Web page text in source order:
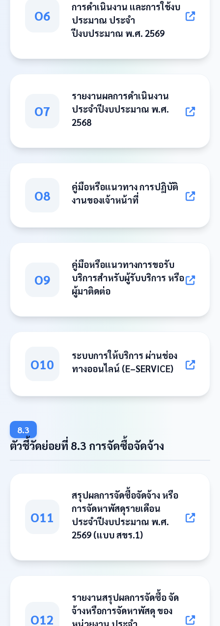
O6
การดำเนินงาน และการใช้งบ
ประมาณ ประจำ
ปีงบประมาณ พ.ศ. 2569
O7
รายงานผลการดำเนินงาน
ประจำปีงบประมาณ พ.ศ.
2568
O8
คู่มือหรือแนวทาง การปฏิบัติ
งานของเจ้าหน้าที่
O9
คู่มือหรือแนวทางการขอรับ
บริการสำหรับผู้รับบริการ หรือ
ผู้มาติดต่อ
O10
ระบบการให้บริการ ผ่านช่อง
ทางออนไลน์ (E–SERVICE)
8.3
ตัวชี้วัดย่อยที่ 8.3 การจัดซื้อจัดจ้าง
O11
สรุปผลการจัดซื้อจัดจ้าง หรือ
การจัดหาพัสดุรายเดือน
ประจำปีงบประมาณ พ.ศ.
2569 (แบบ สขร.1)
O12
รายงานสรุปผลการจัดซื้อ จัด
จ้างหรือการจัดหาพัสดุ ของ
หน่วยงาน ประจำ